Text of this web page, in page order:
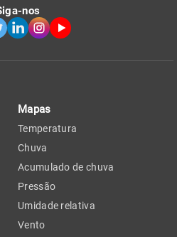
nos
Mapas
Temperatura
Chuva
Acumulado de chuva
Pressão
Umidade relativa
Vento